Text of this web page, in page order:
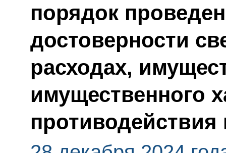
порядок
достоверности
расходах,
имущественного
противодействия